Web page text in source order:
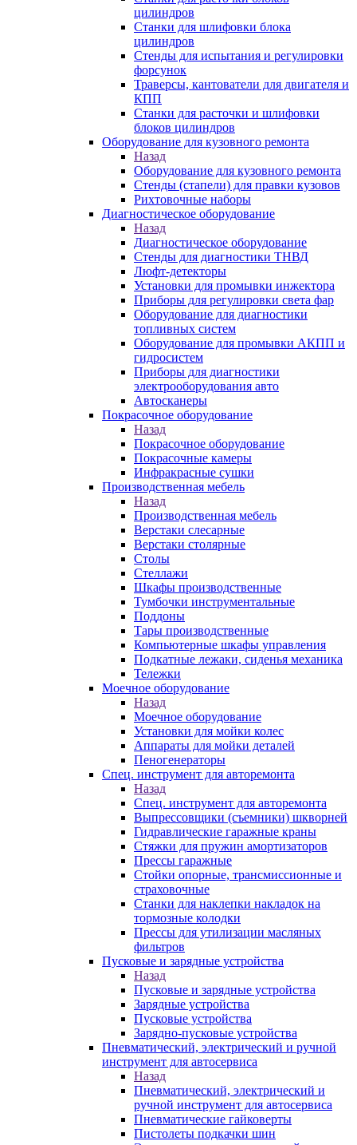
цилиндров
Станки для шлифовки блока
цилиндров
Стенды для испытания и регулировки
форсунок
Траверсы, кантователи для двигателя и
КПП
Станки для расточки и шлифовки
блоков цилиндров
Оборудование для кузовного ремонта
Назад
Оборудование для кузовного ремонта
Стенды (стапели) для правки кузовов
Рихтовочные наборы
Диагностическое оборудование
Назад
Диагностическое оборудование
Стенды для диагностики ТНВД
Люфт-детекторы
Установки для промывки инжектора
Приборы для регулировки света фар
Оборудование для диагностики
топливных систем
Оборудование для промывки АКПП и
гидросистем
Приборы для диагностики
электрооборудования авто
Автосканеры
Покрасочное оборудование
Назад
Покрасочное оборудование
Покрасочные камеры
Инфракрасные сушки
Производственная мебель
Назад
Производственная мебель
Верстаки слесарные
Верстаки столярные
Столы
Стеллажи
Шкафы производственные
Тумбочки инструментальные
Поддоны
Тары производственные
Компьютерные шкафы управления
Подкатные лежаки, сиденья механика
Тележки
Моечное оборудование
Назад
Моечное оборудование
Установки для мойки колес
Аппараты для мойки деталей
Пеногенераторы
Спец. инструмент для авторемонта
Назад
Спец. инструмент для авторемонта
Выпрессовщики (съемники) шкворней
Гидравлические гаражные краны
Стяжки для пружин амортизаторов
Прессы гаражные
Стойки опорные, трансмиссионные и
страховочные
Станки для наклепки накладок на
тормозные колодки
Прессы для утилизации масляных
фильтров
Пусковые и зарядные устройства
Назад
Пусковые и зарядные устройства
Зарядные устройства
Пусковые устройства
Зарядно-пусковые устройства
Пневматический, электрический и ручной
инструмент для автосервиса
Назад
Пневматический, электрический и
ручной инструмент для автосервиса
Пневматические гайковерты
Пистолеты подкачки шин